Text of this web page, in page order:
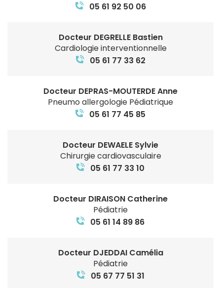
05 61 92 50 06
Docteur DEGRELLE Bastien
Cardiologie interventionnelle
05 61 77 33 62
Docteur DEPRAS-MOUTERDE Anne
Pneumo allergologie Pédiatrique
05 61 77 45 85
Docteur DEWAELE Sylvie
Chirurgie cardiovasculaire
05 61 77 33 10
Docteur DIRAISON Catherine
Pédiatrie
05 61 14 89 86
Docteur DJEDDAI Camélia
Pédiatrie
05 67 77 51 31